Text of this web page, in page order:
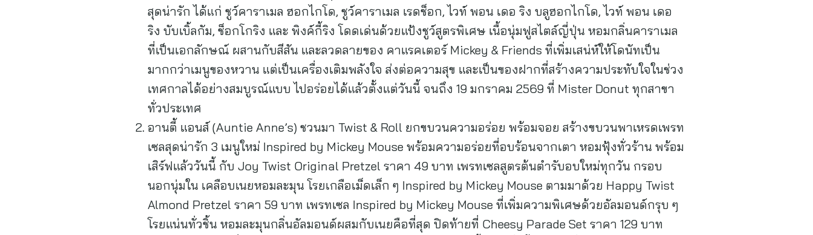
สุดน่ารัก ได้แก่ ชูว์คาราเมล ฮอกไกโด, ชูว์คาราเมล เรดช็อก, ไวท์ พอน เดอ ริง บลูฮอกไกโด, ไวท์ พอน เดอ
ริง บับเบิ้ลกัม, ช็อกโกริง และ พิงค์กี้ริง โดดเด่นด้วยแป้งชูว์สูตรพิเศษ เนื้อนุ่มฟูสไตล์ญี่ปุ่น หอมกลิ่นคาราเมล
ที่เป็นเอกลักษณ์ ผสานกับสีสัน และลวดลายของ คาแรคเตอร์ Mickey & Friends ที่เพิ่มเสน่ห์ให้โดนัทเป็น
มากกว่าเมนูของหวาน แต่เป็นเครื่องเติมพลังใจ ส่งต่อความสุข และเป็นของฝากที่สร้างความประทับใจในช่วง
เทศกาลได้อย่างสมบูรณ์แบบ ไปอร่อยได้แล้วตั้งแต่วันนี้ จนถึง 19 มกราคม 2569 ที่ Mister Donut ทุกสาขา
ทั่วประเทศ
อานตี้ แอนส์ (Auntie Anne’s) ชวนมา Twist & Roll ยกขบวนความอร่อย พร้อมจอย สร้างขบวนพาเหรดเพรท
เซลสุดน่ารัก 3 เมนูใหม่ Inspired by Mickey Mouse พร้อมความอร่อยที่อบร้อนจากเตา หอมฟุ้งทั่วร้าน พร้อม
เสิร์ฟแล้ววันนี้ กับ Joy Twist Original Pretzel ราคา 49 บาท เพรทเซลสูตรต้นตำรับอบใหม่ทุกวัน กรอบ
นอกนุ่มใน เคลือบเนยหอมละมุน โรยเกลือเม็ดเล็ก ๆ Inspired by Mickey Mouse ตามมาด้วย Happy Twist
Almond Pretzel ราคา 59 บาท เพรทเซล Inspired by Mickey Mouse ที่เพิ่มความพิเศษด้วยอัลมอนด์กรุบ ๆ
โรยแน่นทั่วชิ้น หอมละมุนกลิ่นอัลมอนด์ผสมกับเนยคือที่สุด ปิดท้ายที่ Cheesy Parade Set ราคา 129 บาท